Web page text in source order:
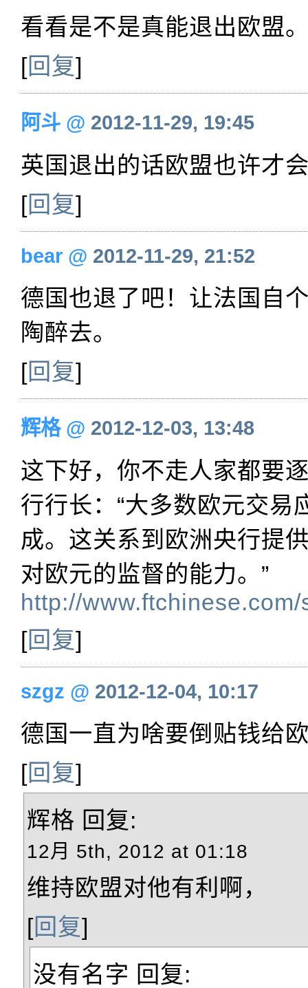
看看是不是真能退出欧盟
[回复]
阿斗 @ 2012-11-29, 19:45
英国退出的话欧盟也许才
[回复]
bear @ 2012-11-29, 21:52
德国也退了吧！让法国自
陶醉去。
[回复]
辉格@ 2012-12-03, 13:48
这下好，你不走人家都要
行行长：“大多数欧元交易
成。这关系到欧洲央行提
对欧元的监督的能力。”
http://
[回复]
szgz @ 2012-12-04, 10:17
德国一直为啥要倒贴钱给
[回复]
辉格 回复:
12月 5th, 2012 at 01:18
维持欧盟对他有利啊，
[回复]
没有名字 回复: